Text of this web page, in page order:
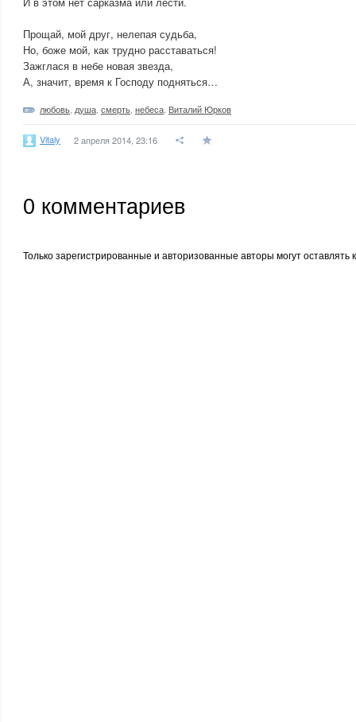
Прощай, мой друг, нелепая судьба,
Но, боже мой, как трудно расставаться!
Зажглася в небе новая звезда,
А, значит, время к Господу подняться…
любовь душа смерть небеса Виталий Юрков
Vitaly 2 апреля 2014, 23:16
0 комментариев
Только зарегистрированные и авторизованные авторы могут оставлять